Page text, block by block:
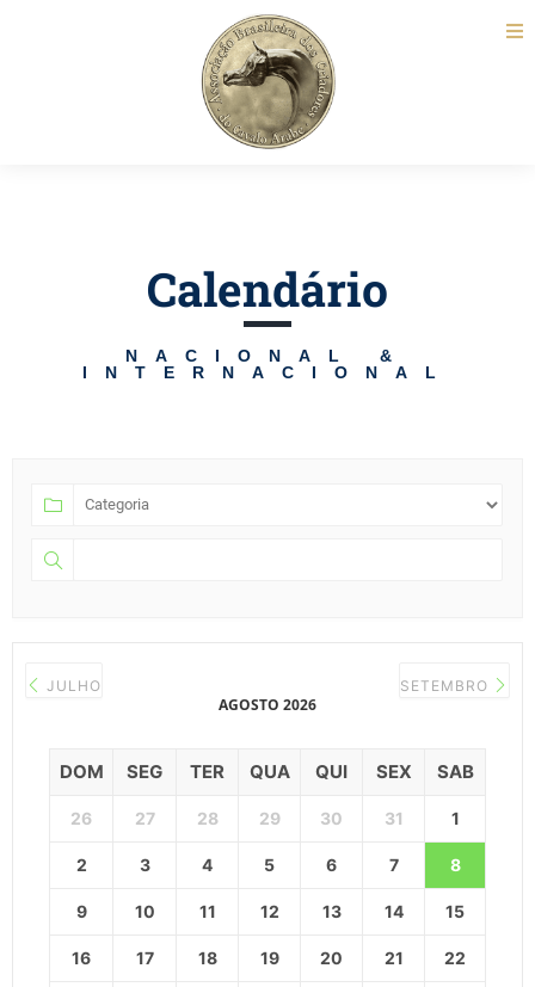
Calendário
NACIONAL &
INTERNACIONAL
JULHO
AGOSTO 2026
SETEMBRO
DOM SEG TER QUA QUI SEX SAB
26 27 28 29 30 31 1
2 3 4 5 6 7 8
9 10 11 12 13 14 15
16 17 18 19 20 21 22